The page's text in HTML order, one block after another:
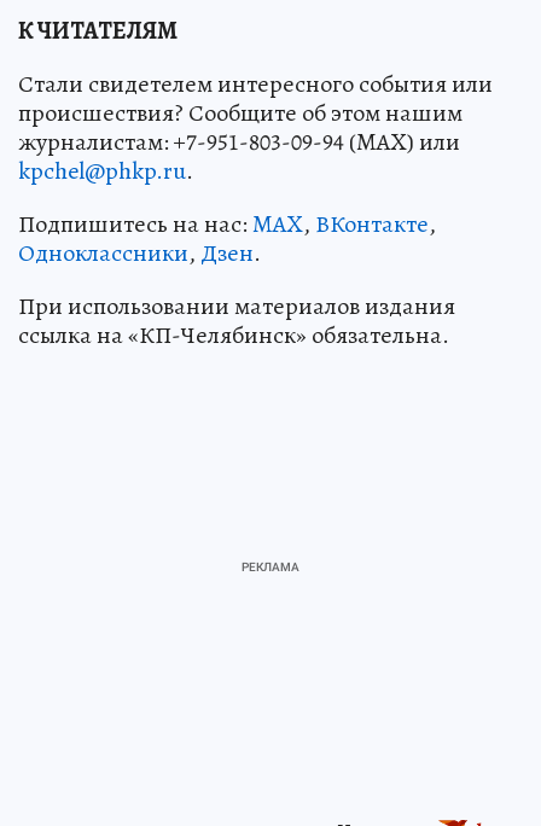
К ЧИТАТЕЛЯМ
Стали свидетелем интересного события или
происшествия? Сообщите об этом нашим
журналистам: +7-951-803-09-94 (MAX) или
kpchel@phkp.ru.
Подпишитесь на нас:MAX, ВКонтакте,
Одноклассники, Дзен.
При использовании материалов издания
ссылка на «КП-Челябинск» обязательна.